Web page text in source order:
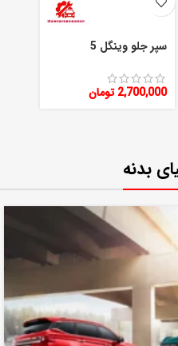
سپر جلو وینگل 5
2,700,000 تومان
بدنه